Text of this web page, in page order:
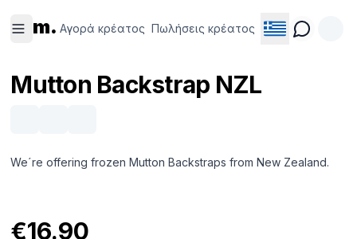
m. Αγορά κρέατος Πωλήσεις κρέατος
κρέατος κρέατος
Mutton Backstrap NZL
We´re offering frozen Mutton Backstraps from New Zealand.
€16.90